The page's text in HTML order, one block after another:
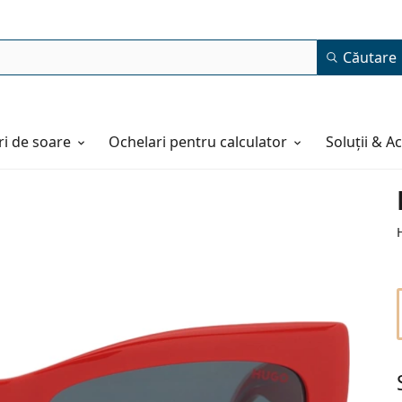
Căutare
de soare Ochelari pentru calculator Soluții &